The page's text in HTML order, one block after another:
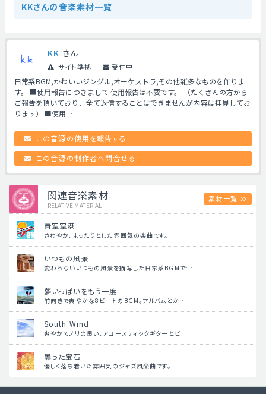
KKさんの音楽素材一覧
KK さん
サイト準拠 受付中
日常系BGM,かわいいジングル,オーケストラ,その他雑多なものを作りま
す。 ■使用報告につきまして 使用報告は不要です。 （たくさんの方から
ご報告を頂いており、全て返信することはできませんが内容は拝見してお
ります） ■使用…
この音源の使用を報告する
この音源の制作者へ問合せる
関連音楽素材
RELATIVE MATERIAL
素材一覧
青空空港
さわやか、まったりとした雰囲気の楽曲です。
いつもの風景
変わらないいつもの風景を描写した日常系BGMで…
夢いっぱいをもう一度
前向きで爽やかな8ビートのBGM。アルバムとか…
South Wind
爽やかでノリの良い、アコースティックギターとピ…
曇った宝石
優しく落ち着いた雰囲気のジャズ風楽曲です。